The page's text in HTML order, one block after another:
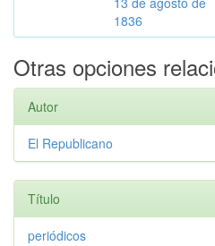
1836
Otras opciones
Autor
El Republicano
Título
periódicos